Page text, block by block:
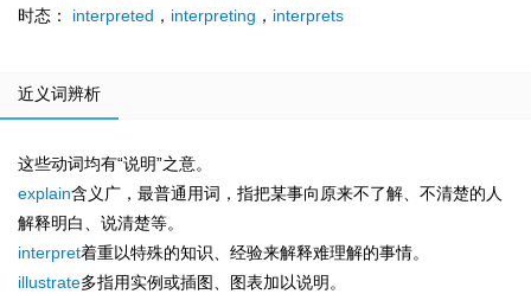
时态：
interpreted ， interpreting ， interprets
近义词辨析
这些动词均有“说明”之意。
explain含义广，最普通用词，指把某事向原来不了解、不清楚的人
解释明白、说清楚等。
interpret着重以特殊的知识、经验来解释难理解的事情。
illustrate多指用实例或插图、图表加以说明。